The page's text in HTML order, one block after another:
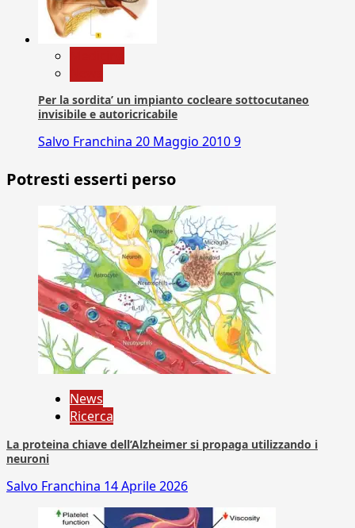
Per la sordita’ un impianto cocleare sottocutaneo
invisibile e autoricricabile
Salvo Franchina 20 Maggio 20109
Potresti esserti perso
News
Ricerca
La proteina chiave dell’Alzheimer si propaga utilizzando i
neuroni
Salvo Franchina 14 Aprile 2026